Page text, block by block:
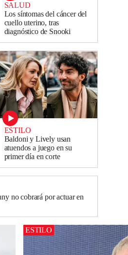
SALUD
Los síntomas del cáncer del
cuello uterino, tras
diagnóstico de Snooki
ESTILO
Baldoni y Lively usan
atuendos a juego en su
primer día en corte
no cobrará por actuar en
ESTILO